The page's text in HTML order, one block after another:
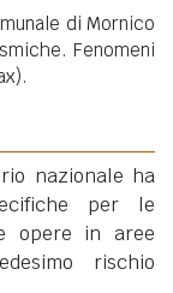
di Mornico
Fenomeni
nazionale ha
per le
opere in aree
rischio